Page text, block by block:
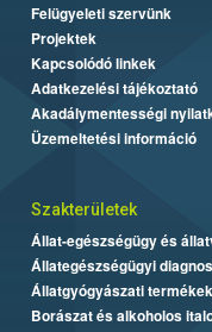
Felügyeleti szervünk
Projektek
Kapcsolódó linkek
Adatkezelési tájékoztató
Akadálymentességi
Üzemeltetési információ
Szakterületek
Állat-egészségügy és
Állategészségügyi
Állatgyógyászati termékek
Borászat és alkoholos